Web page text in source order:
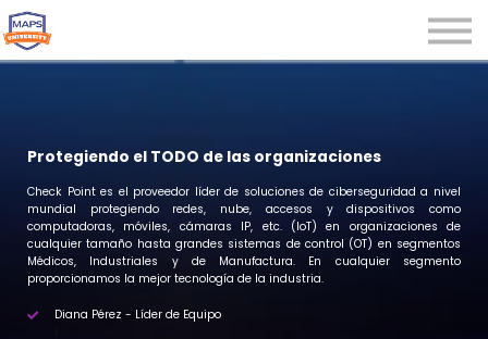
Seminarios
Iniciar sesión
Registrarse
Protegiendo el TODO de las organizaciones
Check Point es el proveedor líder de soluciones de ciberseguridad a nivel
mundial protegiendo redes, nube, accesos y dispositivos como
computadoras, móviles, cámaras IP, etc. (IoT) en organizaciones de
cualquier tamaño hasta grandes sistemas de control (OT) en segmentos
Médicos, Industriales y de Manufactura. En cualquier segmento
proporcionamos la mejor tecnología de la industria.
Diana Pérez - Líder de Equipo